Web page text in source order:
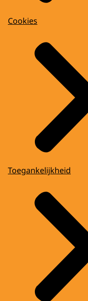
Cookies
Toegankelijkheid